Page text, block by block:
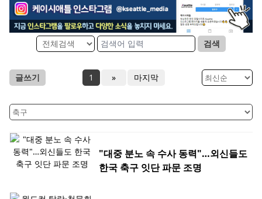
검색
글쓰기 1 » 마지막
"대중 분노 속 수사 동력"…외신들도
한국 축구 잇단 파문 조명